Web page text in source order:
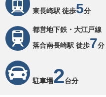
東長崎駅 徒歩5分
都営地下鉄・大江戸線
落合南長崎駅 徒歩7分
駐車場2台分